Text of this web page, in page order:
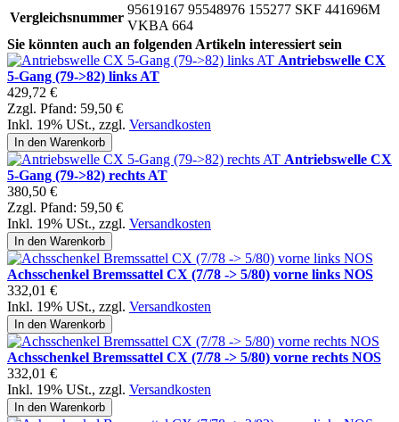
Vergleichsnummer
95619167 95548976 155277 SKF 441696M
VKBA 664
Sie könnten auch an folgenden Artikeln interessiert sein
Antriebswelle CX
5-Gang (79->82) links AT
429,72 €
Zzgl. Pfand: 59,50 €
Inkl. 19% USt., zzgl. Versandkosten
In den Warenkorb
Antriebswelle CX
5-Gang (79->82) rechts AT
380,50 €
Zzgl. Pfand: 59,50 €
Inkl. 19% USt., zzgl. Versandkosten
In den Warenkorb
Achsschenkel Bremssattel CX (7/78 -> 5/80) vorne links NOS
332,01 €
Inkl. 19% USt., zzgl. Versandkosten
In den Warenkorb
Achsschenkel Bremssattel CX (7/78 -> 5/80) vorne rechts NOS
332,01 €
Inkl. 19% USt., zzgl. Versandkosten
In den Warenkorb